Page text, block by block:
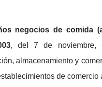
negocios de comida
, del 7 de noviembre,
almacenamiento y
de